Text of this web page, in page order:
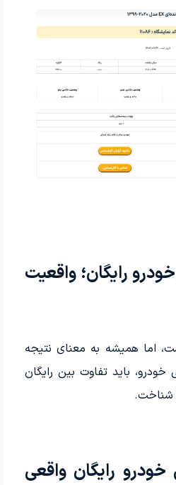
رایگان؛ واقعیت
اما همیشه به معنای نتیجه
خودرو، باید تفاوت بین رایگان
شناخت.
رایگان واقعی